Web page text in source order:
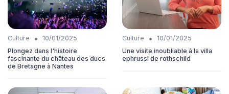
Culture •
10/01/2025
Plongez dans l'histoire
fascinante du château des ducs
de Bretagne à Nantes
Culture •
10/01/2025
Une visite inoubliable à la villa
ephrussi de rothschild